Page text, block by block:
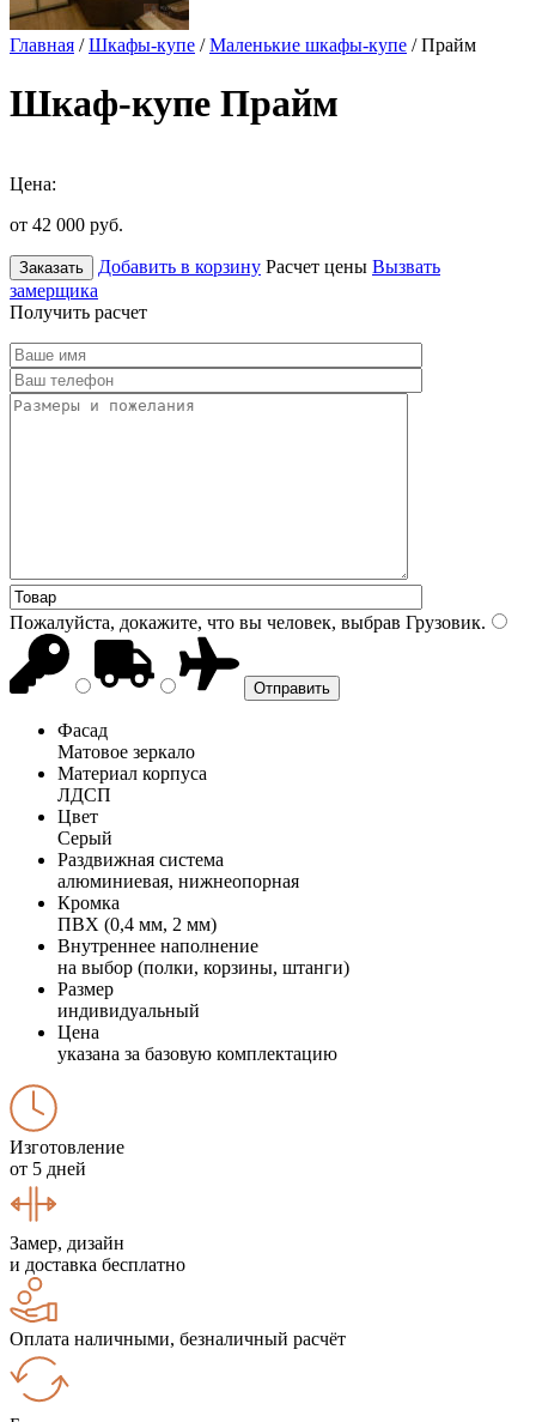
Главная /Шкафы-купе /Маленькие шкафы-купе / Прайм
Шкаф-купе Прайм
Цена:
от 42 000 руб.
Заказать Добавить в корзину Расчет цены Вызвать
замерщика
Получить расчет
Пожалуйста, докажите, что вы человек, выбрав Грузовик.
Фасад
Матовое зеркало
Материал корпуса
ЛДСП
Цвет
Серый
Раздвижная система
алюминиевая, нижнеопорная
Кромка
ПВХ (0,4 мм, 2 мм)
Внутреннее наполнение
на выбор (полки, корзины, штанги)
Размер
индивидуальный
Цена
указана за базовую комплектацию
Изготовление
от 5 дней
Замер, дизайн
и доставка бесплатно
Оплата наличными, безналичный расчёт